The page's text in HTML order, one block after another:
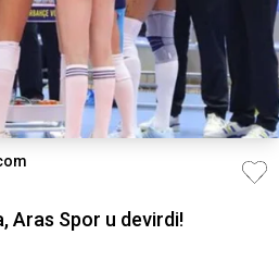
Aras Spor u devirdi!